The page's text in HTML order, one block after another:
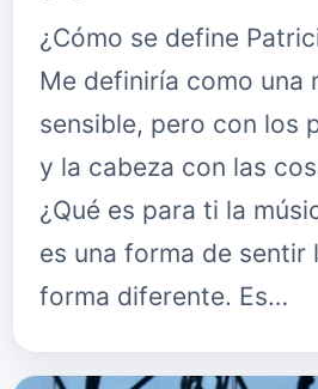
¿Cómo se define
Me definiría como una
sensible, pero con los
y la cabeza con las
¿Qué es para ti la
es una forma de sentir
forma diferente. Es…